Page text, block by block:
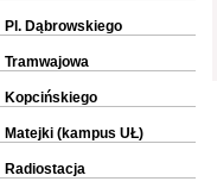
Pl. Dąbrowskiego
Tramwajowa
Kopcińskiego
Matejki (kampus UŁ)
Radiostacja